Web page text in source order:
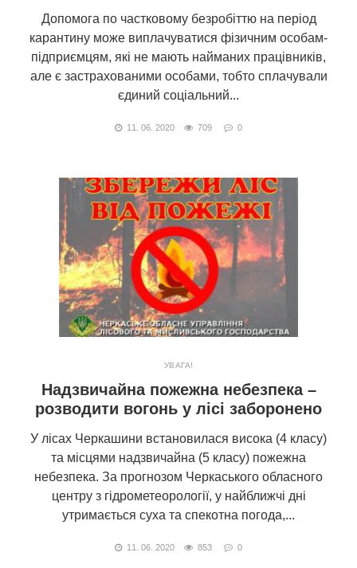
Допомога по частковому безробіттю на період
карантину може виплачуватися фізичним особам-
підприємцям, які не мають найманих працівників,
але є застрахованими особами, тобто сплачували
єдиний соціальний...
11. 06. 2020 709 0
УВАГА!
Надзвичайна пожежна небезпека –
розводити вогонь у лісі заборонено
У лісах Черкашини встановилася висока (4 класу)
та місцями надзвичайна (5 класу) пожежна
небезпека. За прогнозом Черкаського обласного
центру з гідрометеорології, у найближчі дні
утримається суха та спекотна погода,...
11. 06. 2020 853 0